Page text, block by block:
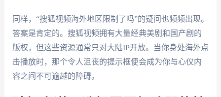
同样，“搜狐视频海外地区限制了吗”的疑问也频频出现。
答案是肯定的。搜狐视频拥有大量经典美剧和国产剧的
版权，但这些资源通常只对大陆IP开放。当你身处海外点
击播放时，那个令人沮丧的提示框便会成为你与心仪内
容之间不可逾越的障碍。